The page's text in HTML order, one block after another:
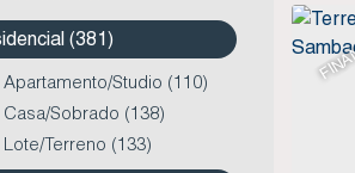
(381)
Apartamento/Studio (110)
Casa/Sobrado (138)
Lote/Terreno (133)